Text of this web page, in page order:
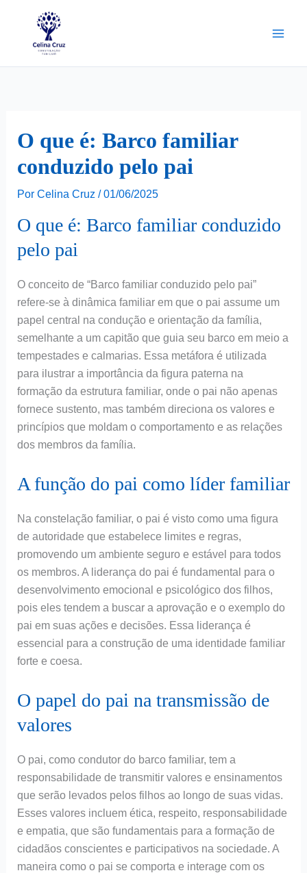
O que é: Barco familiar
conduzido pelo pai
Por Celina Cruz / 01/06/2025
O que é: Barco familiar conduzido
pelo pai
O conceito de “Barco familiar conduzido pelo pai”
refere-se à dinâmica familiar em que o pai assume um
papel central na condução e orientação da família,
semelhante a um capitão que guia seu barco em meio a
tempestades e calmarias. Essa metáfora é utilizada
para ilustrar a importância da figura paterna na
formação da estrutura familiar, onde o pai não apenas
fornece sustento, mas também direciona os valores e
princípios que moldam o comportamento e as relações
dos membros da família.
A função do pai como líder familiar
Na constelação familiar, o pai é visto como uma figura
de autoridade que estabelece limites e regras,
promovendo um ambiente seguro e estável para todos
os membros. A liderança do pai é fundamental para o
desenvolvimento emocional e psicológico dos filhos,
pois eles tendem a buscar a aprovação e o exemplo do
pai em suas ações e decisões. Essa liderança é
essencial para a construção de uma identidade familiar
forte e coesa.
O papel do pai na transmissão de
valores
O pai, como condutor do barco familiar, tem a
responsabilidade de transmitir valores e ensinamentos
que serão levados pelos filhos ao longo de suas vidas.
Esses valores incluem ética, respeito, responsabilidade
e empatia, que são fundamentais para a formação de
cidadãos conscientes e participativos na sociedade. A
maneira como o pai se comporta e interage com os